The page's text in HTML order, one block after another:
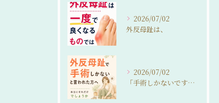
2026/07/02
外反母趾は、
2026/07/02
「手術しかないですね…」